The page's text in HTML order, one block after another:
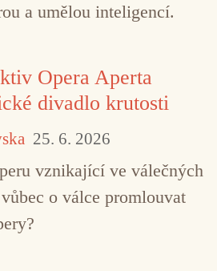
a umělou inteligencí.
Opera Aperta
divadlo krutosti
25. 6. 2026
vznikající ve válečných
o válce promlouvat